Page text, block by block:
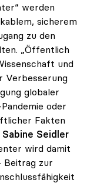
werden
sicherem
zu den
„Öffentlich
und
Verbesserung
globaler
oder
Fakten
Seidler
wird damit
Beitrag zur